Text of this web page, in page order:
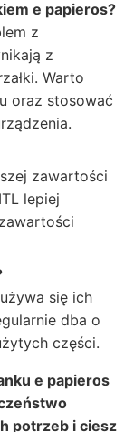
e papieros?
z
z
Warto
oraz stosować
zawartości
lepiej
się ich
dba o
części.
e papieros
potrzeb i ciesz